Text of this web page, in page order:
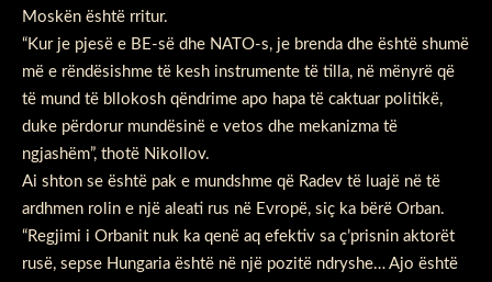
Moskën është rritur.
“Kur je pjesë e BE-së dhe NATO-s, je brenda dhe është shumë
më e rëndësishme të kesh instrumente të tilla, në mënyrë që
të mund të bllokosh qëndrime apo hapa të caktuar politikë,
duke përdorur mundësinë e vetos dhe mekanizma të
ngjashëm”, thotë Nikollov.
Ai shton se është pak e mundshme që Radev të luajë në të
ardhmen rolin e një aleati rus në Evropë, siç ka bërë Orban.
“Regjimi i Orbanit nuk ka qenë aq efektiv sa ç’prisnin aktorët
rusë, sepse Hungaria është në një pozitë ndryshe… Ajo është